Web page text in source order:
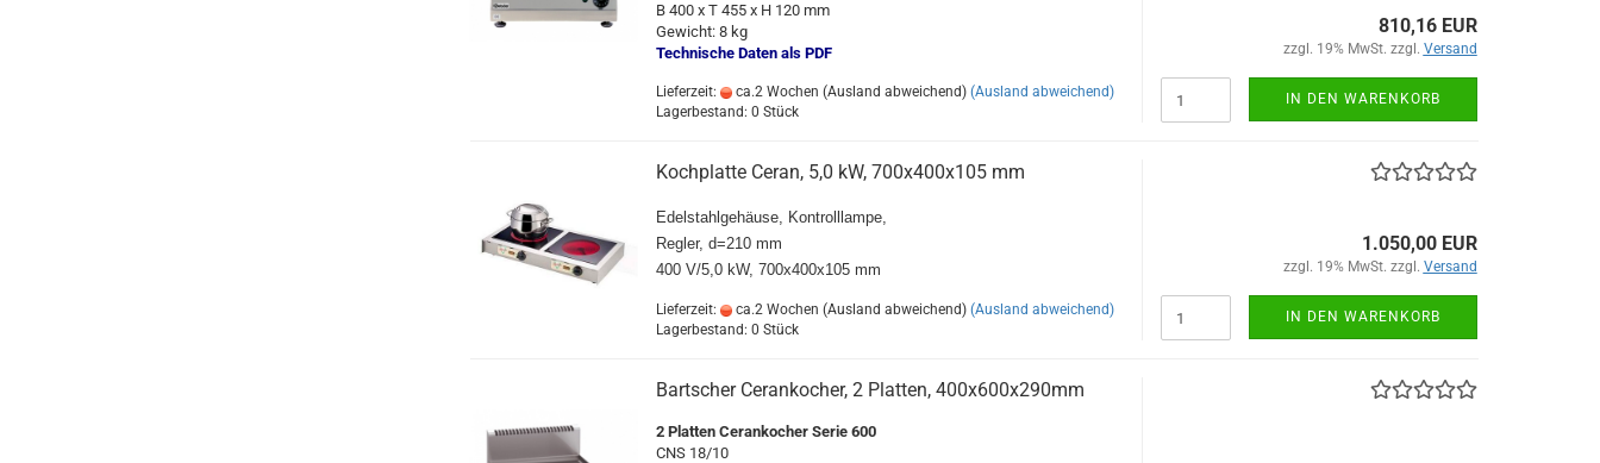
B 400 x T 455 x H 120 mm
Gewicht: 8 kg
Technische Daten als PDF
Lieferzeit: ca.2 Wochen (Ausland abweichend) (Ausland abweichend)
Lagerbestand: 0 Stück
810,16 EUR
zzgl. 19% MwSt. zzgl. Versand
IN DEN WARENKORB
Kochplatte Ceran, 5,0 kW, 700x400x105 mm
Edelstahlgehäuse, Kontrolllampe,
Regler, d=210 mm
400 V/5,0 kW, 700x400x105 mm
Lieferzeit: ca.2 Wochen (Ausland abweichend) (Ausland abweichend)
Lagerbestand: 0 Stück
1.050,00 EUR
zzgl. 19% MwSt. zzgl. Versand
IN DEN WARENKORB
Bartscher Cerankocher, 2 Platten, 400x600x290mm
2 Platten Cerankocher Serie 600
CNS 18/10